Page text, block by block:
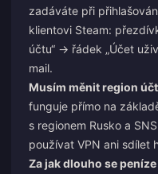
zadáváte při
klientovi Steam:
účtu“ → řádek „Účet
mail.
Musím měnit region
funguje přímo na
s regionem Rusko a
používat VPN ani sdílet
Za jak dlouho se